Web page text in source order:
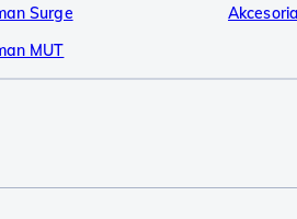
Surge
MUT